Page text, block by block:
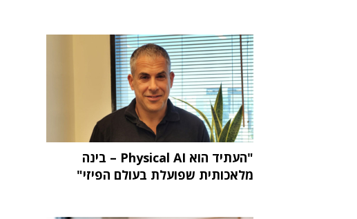
"העתיד הוא Physical AI – בינה
מלאכותית שפועלת בעולם הפיזי"